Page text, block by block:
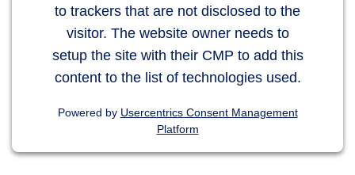
to trackers that are not disclosed to the
visitor. The website owner needs to
setup the site with their CMP to add this
content to the list of technologies used.
Powered by Usercentrics Consent Management
Platform